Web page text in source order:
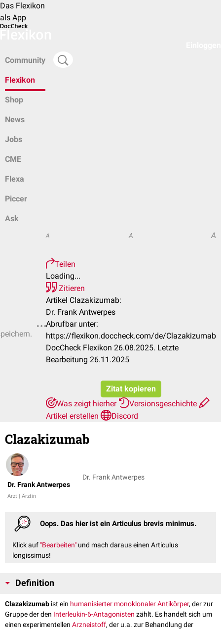
Das Flexikon
als App
Community
Flexikon
Shop
News
Jobs
CME
Flexa
Piccer
Ask
A A A
Teilen
Loading...
Zitieren
Artikel Clazakizumab:
Dr. Frank Antwerpes
Abrufbar unter:
https://flexikon.doccheck.com/de/Clazakizumab
DocCheck Flexikon 26.08.2025. Letzte
Bearbeitung 26.11.2025
Zitat kopieren
Was zeigt hierher
Versionsgeschichte
Artikel erstellen
Discord
Clazakizumab
Dr. Frank Antwerpes
Arzt | Ärztin
Dr. Frank Antwerpes
Oops. Das hier ist ein Articulus brevis minimus.
Klick auf "Bearbeiten" und mach daraus einen Articulus
longissimus!
Definition
Clazakizumab ist ein humanisierter monoklonaler Antikörper, der zur
Gruppe der den Interleukin-6-Antagonisten zählt. Es handelt sich um
einen experimentellen Arzneistoff, der u.a. zur Behandlung der